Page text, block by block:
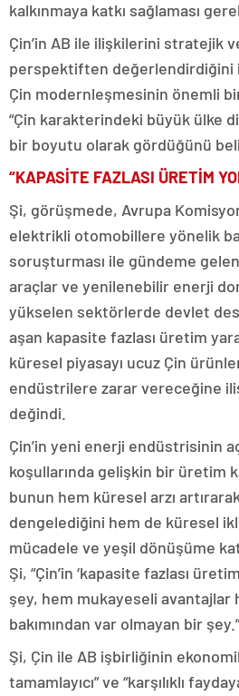
kalkınmaya katkı sağlaması
Çin’in AB ile ilişkilerini stratejik
perspektiften değerlendirdiğini
Çin modernleşmesinin önemli
“Çin karakterindeki büyük ülke
bir boyutu olarak gördüğünü
“KAPASİTE FAZLASI ÜRETİM
Şi, görüşmede, Avrupa
elektrikli otomobillere yönelik
soruşturması ile gündeme
araçlar ve yenilenebilir enerji
yükselen sektörlerde devlet
aşan kapasite fazlası üretim
küresel piyasayı ucuz Çin
endüstrilere zarar vereceğine
değindi.
Çin’in yeni enerji endüstrisinin
koşullarında gelişkin bir üretim
bunun hem küresel arzı
dengelediğini hem de küresel
mücadele ve yeşil dönüşüme
Şi, “Çin’in ‘kapasite fazlası
şey, hem mukayeseli avantajlar
bakımından var olmayan bir
Şi, Çin ile AB işbirliğinin
tamamlayıcı” ve “karşılıklı